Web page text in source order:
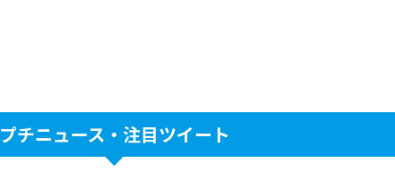
プチニュース・注目ツイート